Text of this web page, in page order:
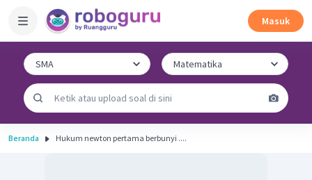
Masuk
Beranda Hukum newton pertama berbunyi ....